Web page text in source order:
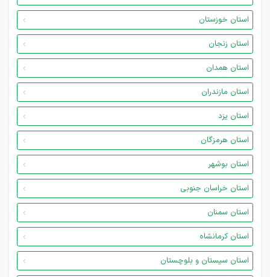
استان خوزستان
استان زنجان
استان همدان
استان مازندران
استان یزد
استان هرمزگان
استان بوشهر
استان خراسان جنوبی
استان سمنان
استان کرمانشاه
استان سیستان و بلوچستان